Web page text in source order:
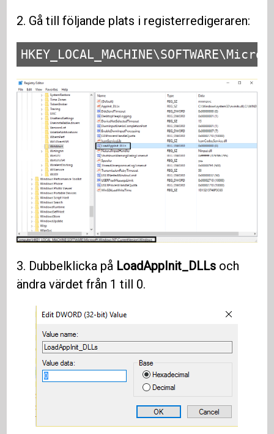
2. Gå till följande plats i registerredigeraren:
3. Dubbelklicka på LoadAppInit_DLLs och
ändra värdet från 1 till 0.